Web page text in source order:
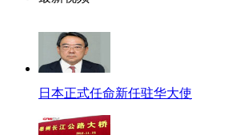
日本正式任命新任驻华大使